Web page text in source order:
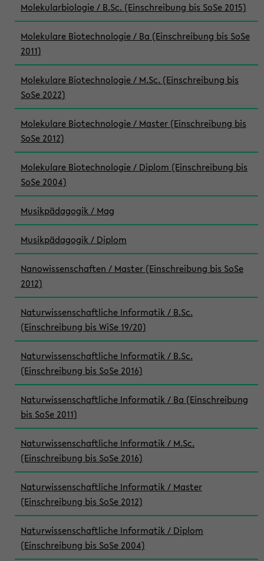
Molekularbiologie / B.Sc. (Einschreibung bis SoSe 2015)
Molekulare Biotechnologie / Ba (Einschreibung bis SoSe
2011)
Molekulare Biotechnologie / M.Sc. (Einschreibung bis
SoSe 2022)
Molekulare Biotechnologie / Master (Einschreibung bis
SoSe 2012)
Molekulare Biotechnologie / Diplom (Einschreibung bis
SoSe 2004)
Musikpädagogik / Mag
Musikpädagogik / Diplom
Nanowissenschaften / Master (Einschreibung bis SoSe
2012)
Naturwissenschaftliche Informatik / B.Sc.
(Einschreibung bis WiSe 19/20)
Naturwissenschaftliche Informatik / B.Sc.
(Einschreibung bis SoSe 2016)
Naturwissenschaftliche Informatik / Ba (Einschreibung
bis SoSe 2011)
Naturwissenschaftliche Informatik / M.Sc.
(Einschreibung bis SoSe 2016)
Naturwissenschaftliche Informatik / Master
(Einschreibung bis SoSe 2012)
Naturwissenschaftliche Informatik / Diplom
(Einschreibung bis SoSe 2004)